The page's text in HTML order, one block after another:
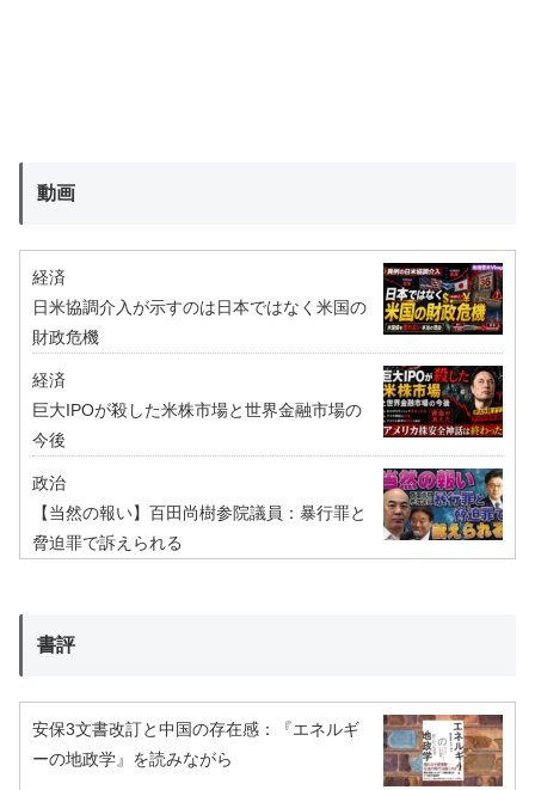
動画
経済
日米協調介入が示すのは日本ではなく米国の
財政危機
経済
巨大IPOが殺した米株市場と世界金融市場の
今後
政治
【当然の報い】百田尚樹参院議員：暴行罪と
脅迫罪で訴えられる
書評
安保3文書改訂と中国の存在感：『エネルギ
ーの地政学』を読みながら